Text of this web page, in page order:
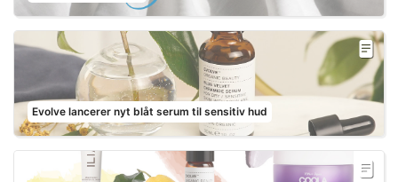
Evolve lancerer nyt blåt serum til sensitiv hud